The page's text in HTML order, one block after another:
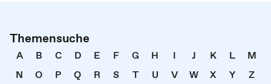
Themensuche
A B C D E F G H I J K L
M
N
O P Q R S T U V W X Y
Z